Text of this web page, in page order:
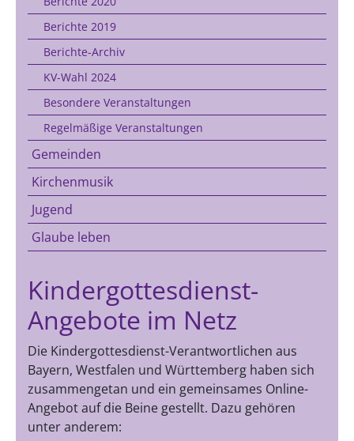
Berichte 2019
Berichte-Archiv
KV-Wahl 2024
Besondere Veranstaltungen
Regelmäßige Veranstaltungen
Gemeinden
Kirchenmusik
Jugend
Glaube leben
Kindergottesdienst-
Angebote im Netz
Die Kindergottesdienst-Verantwortlichen aus
Bayern, Westfalen und Württemberg haben sich
zusammengetan und ein gemeinsames Online-
Angebot auf die Beine gestellt. Dazu gehören
unter anderem: